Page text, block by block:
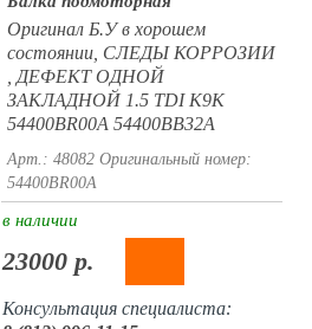
Оригинал Б.У в хорошем
состоянии, СЛЕДЫ КОРРОЗИИ
, ДЕФЕКТ ОДНОЙ
ЗАКЛАДНОЙ 1.5 TDI K9K
54400BR00A 54400BB32A
Арт.: 48082 Оригинальный номер:
54400BR00A
в наличии
23000 р.
Консультация специалиста: